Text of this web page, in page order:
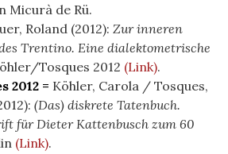
Micurà de Rü.
Roland (2012): Zur inneren
Trentino. Eine dialektometrische
Tosques 2012 (Link).
2012 = Köhler, Carola / Tosques,
(Das) diskrete Tatenbuch.
für Dieter Kattenbusch zum 60
(Link).